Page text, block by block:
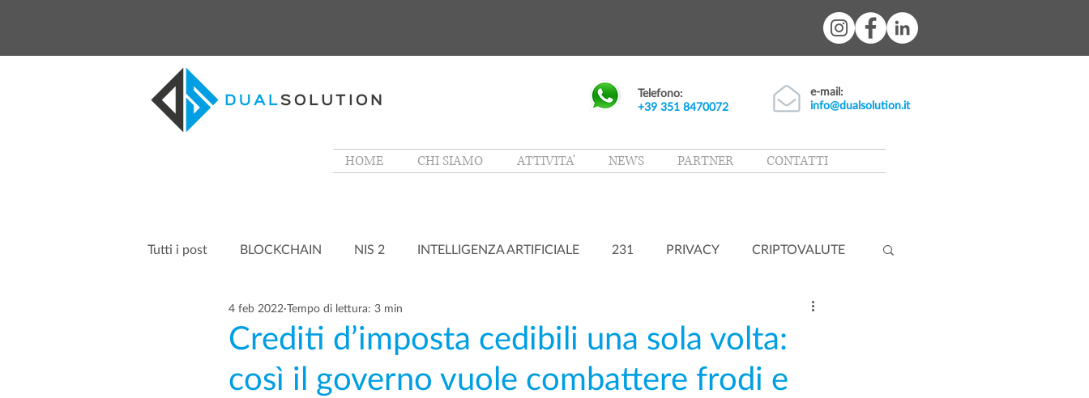
Telefono:
+39 351 8470072
e-mail:
info@dualsolution.it
HOME CHI SIAMO ATTIVITA' NEWS PARTNER CONTATTI
Tutti i post BLOCKCHAIN NIS 2 INTELLIGENZA ARTIFICIALE 231 PRIVACY CRIPTOVALUTE
Crediti d’imposta cedibili una sola volta:
così il governo vuole combattere frodi e
4 feb 2022 Tempo di lettura: 3 min